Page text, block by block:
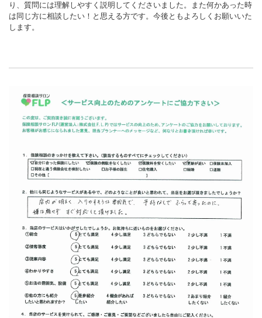
り、質問には理解しやすく説明してくださいました。また何かあった時
は同じ方に相談したい！と思える方です。今後ともよろしくお願いいた
します。